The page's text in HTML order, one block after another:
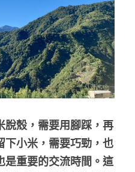
殼，需要用腳踩，再
下小米，需要巧勁，也
是重要的交流時間。這